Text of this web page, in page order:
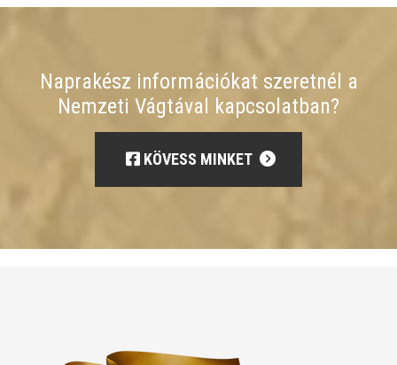
Naprakész információkat szeretnél a
Nemzeti Vágtával kapcsolatban?
KÖVESS MINKET